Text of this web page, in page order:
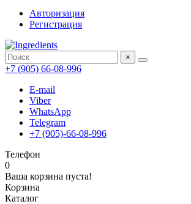
Авторизация
Регистрация
×
+7 (905) 66-08-996
E-mail
Viber
WhatsApp
Telegram
+7 (905)-66-08-996
Телефон
0
Ваша корзина пуста!
Корзина
Каталог